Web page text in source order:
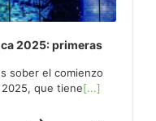
2025: primeras
sober el comienzo
que tiene[...]